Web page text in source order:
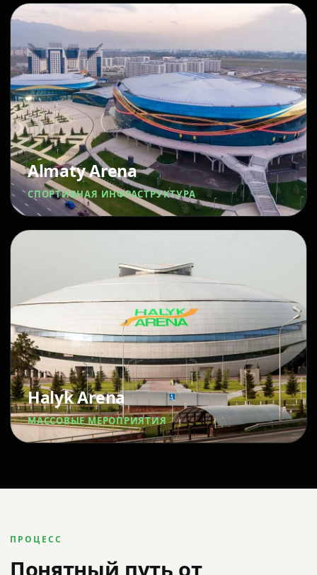
Almaty Arena
СПОРТИВНАЯ ИНФРАСТРУКТУРА
Halyk Arena
МАССОВЫЕ МЕРОПРИЯТИЯ
ПРОЦЕСС
Понятный путь от